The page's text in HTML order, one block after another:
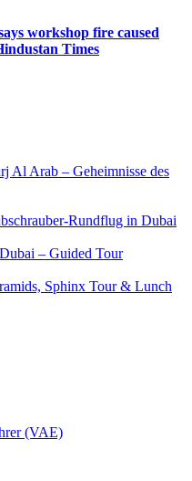
workshop fire caused
Times
Al Arab – Geheimnisse des
Rundflug in Dubai
– Guided Tour
Sphinx Tour & Lunch
(VAE)